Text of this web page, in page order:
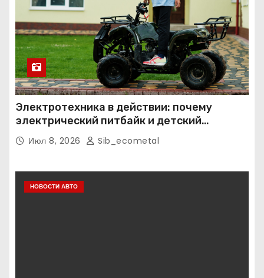
Электротехника в действии: почему
электрический питбайк и детский
квадроцикл — это больше, чем игрушки
Июл 8, 2026 Sib_ecometal
НОВОСТИ АВТО